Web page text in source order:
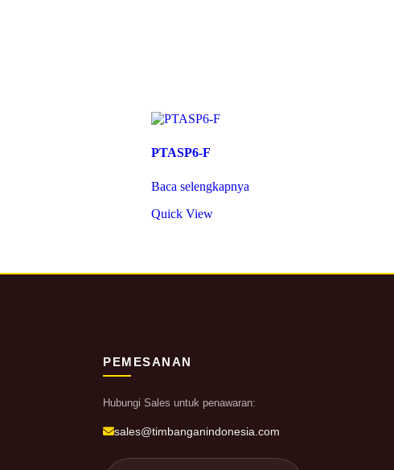
PTASP6-F
Baca selengkapnya
Quick View
PEMESANAN
Hubungi Sales untuk penawaran:
sales@timbanganindonesia.com